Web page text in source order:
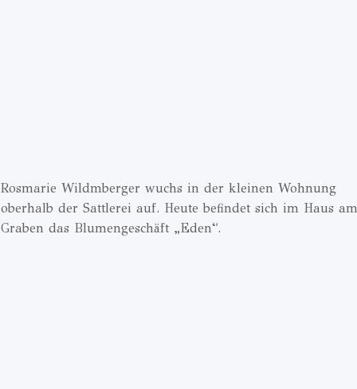
Rosmarie Wildmberger wuchs in der kleinen Wohnung
oberhalb der Sattlerei auf. Heute befindet sich im Haus am
Graben das Blumengeschäft „Eden“.